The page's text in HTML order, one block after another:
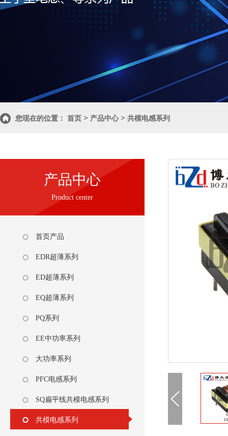
您现在的位置： 首页 > 产品中心> 共模电感系列
产品中心
Product center
首页产品
EDR超薄系列
ED超薄系列
EQ超薄系列
PQ系列
EE中功率系列
大功率系列
PFC电感系列
SQ扁平线共模电感系列
共模电感系列